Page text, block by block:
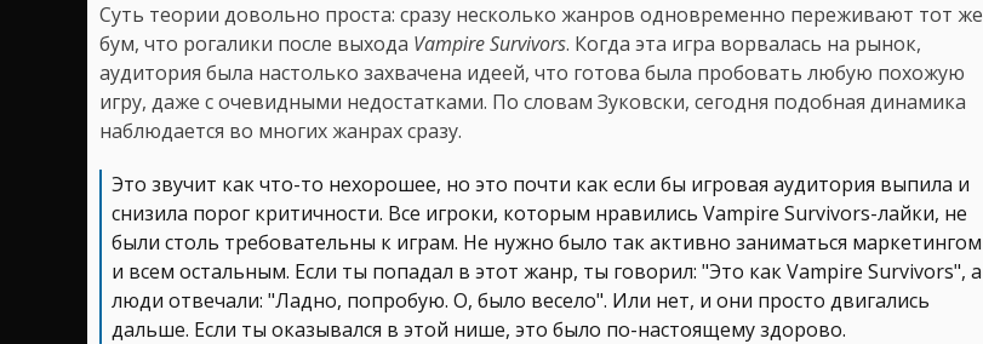
Суть теории довольно проста: сразу несколько жанров одновременно переживают тот же
бум, что рогалики после выхода Vampire Survivors. Когда эта игра ворвалась на рынок,
аудитория была настолько захвачена идеей, что готова была пробовать любую похожую
игру, даже с очевидными недостатками. По словам Зуковски, сегодня подобная динамика
наблюдается во многих жанрах сразу.
Это звучит как что-то нехорошее, но это почти как если бы игровая аудитория выпила и
снизила порог критичности. Все игроки, которым нравились Vampire Survivors-лайки, не
были столь требовательны к играм. Не нужно было так активно заниматься маркетингом
и всем остальным. Если ты попадал в этот жанр, ты говорил: "Это как Vampire Survivors", а
люди отвечали: "Ладно, попробую. О, было весело". Или нет, и они просто двигались
дальше. Если ты оказывался в этой нише, это было по-настоящему здорово.